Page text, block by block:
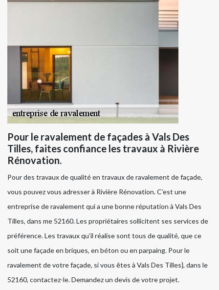
Pour le ravalement de façades à Vals Des
Tilles, faites confiance les travaux à Rivière
Rénovation.
Pour des travaux de qualité en travaux de ravalement de façade,
vous pouvez vous adresser à Rivière Rénovation. C’est une
entreprise de ravalement qui a une bonne réputation à Vals Des
Tilles, dans me 52160. Les propriétaires sollicitent ses services de
préférence. Les travaux qu’il réalise sont tous de qualité, que ce
soit une façade en briques, en béton ou en parpaing. Pour le
ravalement de votre façade, si vous êtes à Vals Des Tilles}, dans le
52160, contactez-le. Demandez un devis de votre projet.